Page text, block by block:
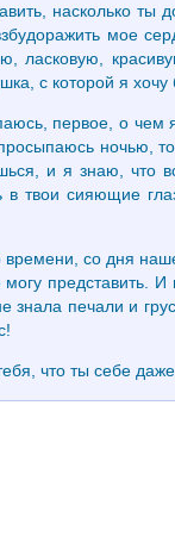
насколько
мое
ласковую,
с которой я
первое, о
ночью,
и я знаю, что
в твои сияющие
со дня
представить.
печали и
что ты себе